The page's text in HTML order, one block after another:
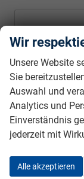
Audi
BMW
Cupra
Ford
Hyundai
Kia
Wir
Unsere Website
Sie
Auswahl und
Analytics und
Einverständnis
jederzeit mit
Alle akzeptieren